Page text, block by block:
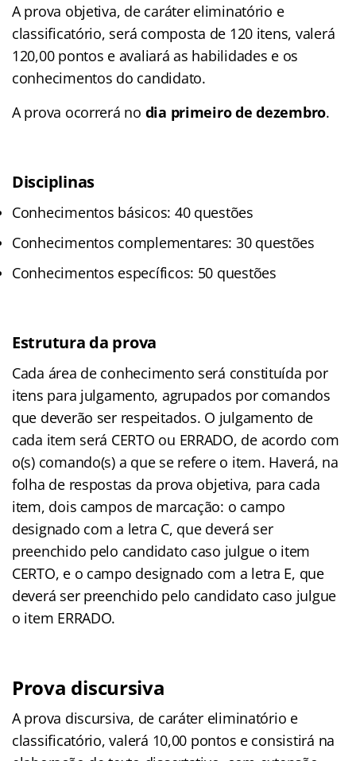
A prova objetiva, de caráter eliminatório e
classificatório, será composta de 120 itens, valerá
120,00 pontos e avaliará as habilidades e os
conhecimentos do candidato.
A prova ocorrerá no dia primeiro de dezembro.
Disciplinas
Conhecimentos básicos: 40 questões
Conhecimentos complementares: 30 questões
Conhecimentos específicos: 50 questões
Estrutura da prova
Cada área de conhecimento será constituída por
itens para julgamento, agrupados por comandos
que deverão ser respeitados. O julgamento de
cada item será CERTO ou ERRADO, de acordo com
o(s) comando(s) a que se refere o item. Haverá, na
folha de respostas da prova objetiva, para cada
item, dois campos de marcação: o campo
designado com a letra C, que deverá ser
preenchido pelo candidato caso julgue o item
CERTO, e o campo designado com a letra E, que
deverá ser preenchido pelo candidato caso julgue
o item ERRADO.
Prova discursiva
A prova discursiva, de caráter eliminatório e
classificatório, valerá 10,00 pontos e consistirá na